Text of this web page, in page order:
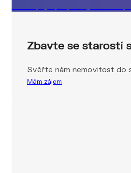
Zbavte se starostí
Svěřte nám nemovitost do
Mám zájem